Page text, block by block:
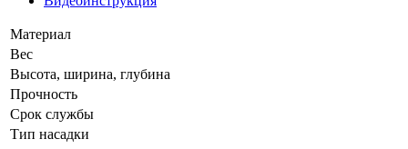
Материал
Вес
Высота, ширина, глубина
Прочность
Срок службы
Тип насадки